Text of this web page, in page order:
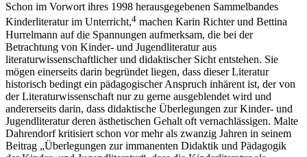
Schon im Vorwort ihres 1998 herausgegebenen Sammelbandes
Kinderliteratur im Unterricht,4 machen Karin Richter und Bettina
Hurrelmann auf die Spannungen aufmerksam, die bei der
Betrachtung von Kinder- und Jugendliteratur aus
literaturwissenschaftlicher und didaktischer Sicht entstehen. Sie
mögen einerseits darin begründet liegen, dass dieser Literatur
historisch bedingt ein pädagogischer Anspruch inhärent ist, der von
der Literaturwissenschaft nur zu gerne ausgeblendet wird und
andererseits darin, dass didaktische Überlegungen zur Kinder- und
Jugendliteratur deren ästhetischen Gehalt oft vernachlässigen. Malte
Dahrendorf kritisiert schon vor mehr als zwanzig Jahren in seinem
Beitrag „Überlegungen zur immanenten Didaktik und Pädagogik